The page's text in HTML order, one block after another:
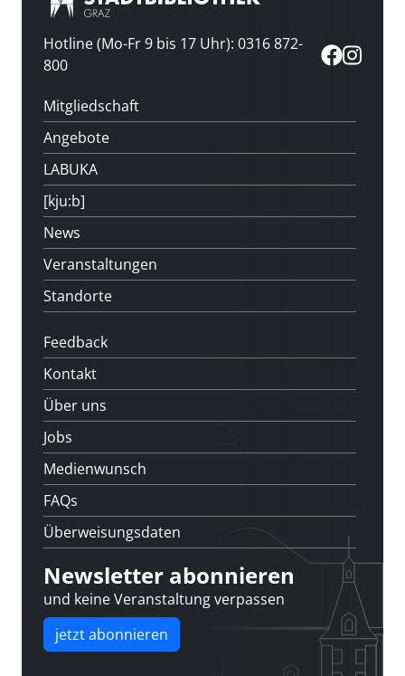
Hotline (Mo-Fr 9 bis 17 Uhr): 0316 872-
800
Mitgliedschaft
Angebote
LABUKA
[kju:b]
News
Veranstaltungen
Standorte
Feedback
Kontakt
Über uns
Jobs
Medienwunsch
FAQs
Überweisungsdaten
Newsletter abonnieren
und keine Veranstaltung verpassen
jetzt abonnieren